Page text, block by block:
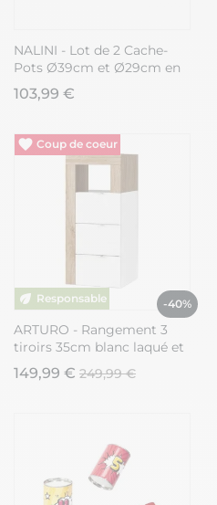
NALINI - Lot de 2 Cache-
Pots Ø39cm et Ø29cm en
Rotin Kubu Tressé
103,99 €
Vide entrepôt
-40%
ARTURO - Rangement 3
tiroirs 35cm blanc laqué et
aspect bois finition Cadiz
149,99 € 249,99 €